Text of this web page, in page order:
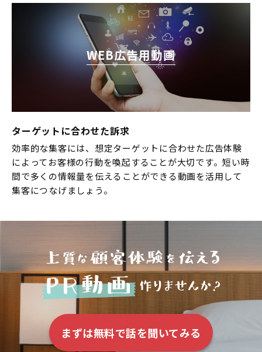
WEB広告用動画
ターゲットに合わせた訴求
効率的な集客には、想定ターゲットに合わせた広告体験
によってお客様の行動を喚起することが大切です。短い時
間で多くの情報量を伝えることができる動画を活用して
集客につなげましょう。
まずは無料で話を聞いてみる